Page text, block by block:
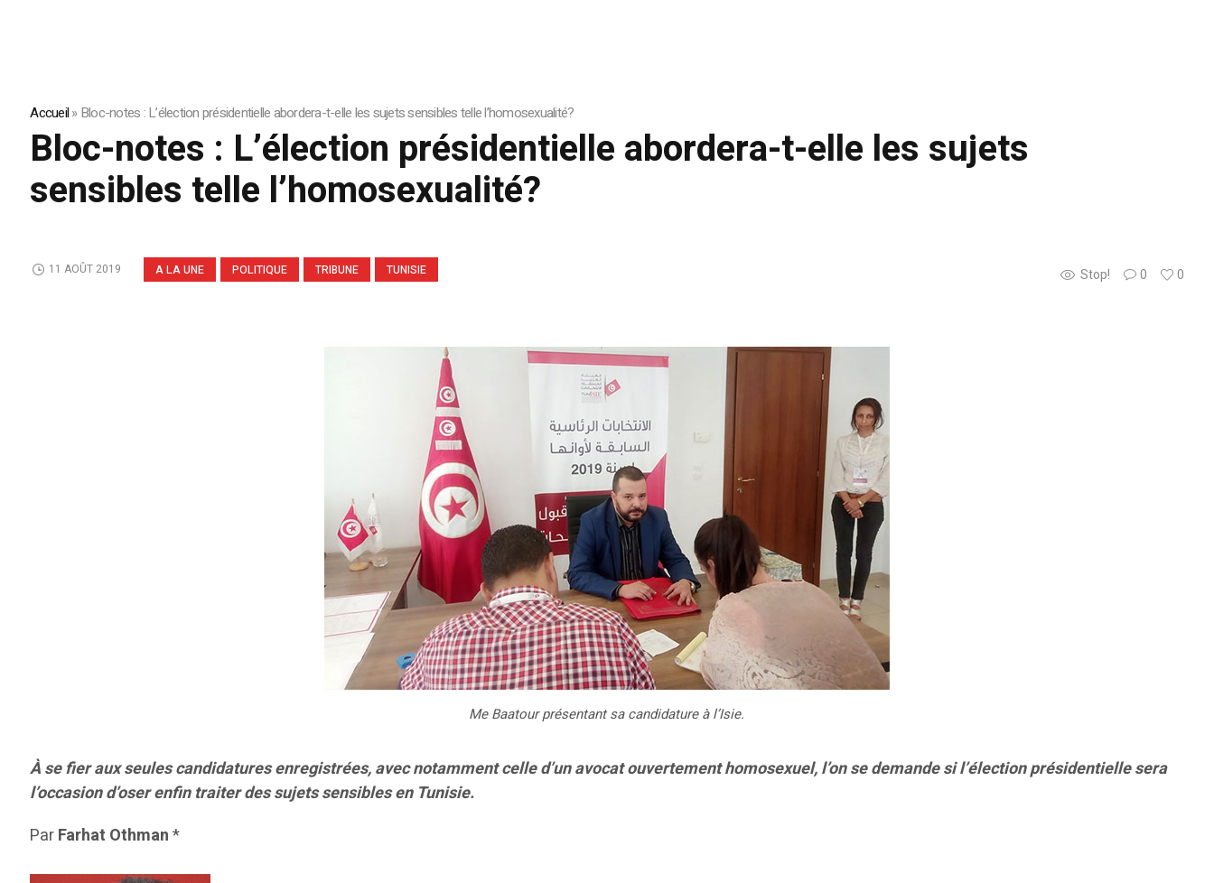
Accueil»Bloc-notes : L’élection présidentielle abordera-t-elle les sujets sensibles telle l’homosexualité?
Bloc-notes : L’élection présidentielle abordera-t-elle les sujets
sensibles telle l’homosexualité?
A LA UNE POLITIQUE TRIBUNE TUNISIE Stop! 0 0
11 AOÛT 2019
Me Baatour présentant sa candidature à l’Isie.
À se fier aux seules candidatures enregistrées, avec notamment celle d’un avocat ouvertement homosexuel, l’on se demande si l’élection présidentielle sera
l’occasion d’oser enfin traiter des sujets sensibles en Tunisie.
ParFarhat Othman*